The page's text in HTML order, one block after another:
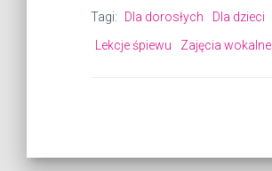
Tagi: Dla dorosłych Dla dzieci
Lekcje śpiewu
Zajęcia wokalne